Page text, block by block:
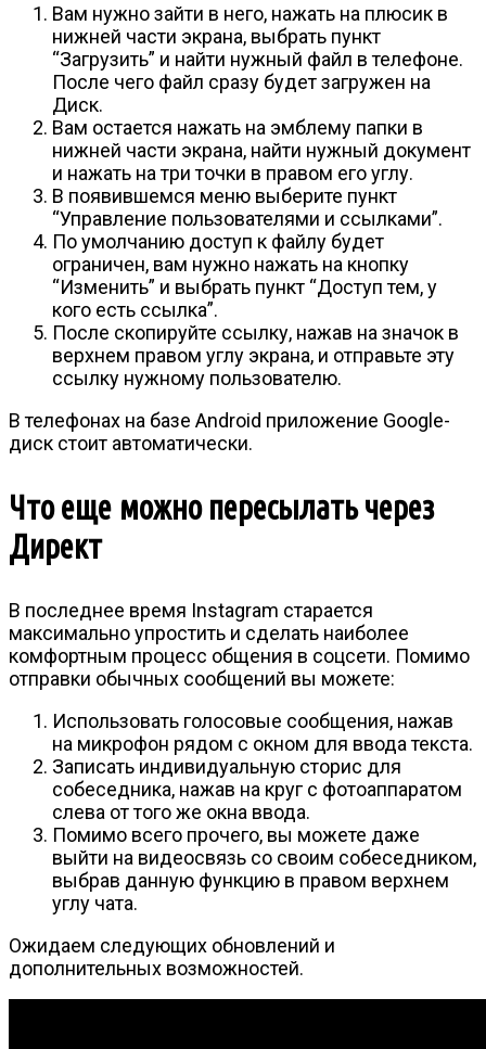
Вам нужно зайти в него, нажать на плюсик в
нижней части экрана, выбрать пункт
“Загрузить” и найти нужный файл в телефоне.
После чего файл сразу будет загружен на
Диск.
Вам остается нажать на эмблему папки в
нижней части экрана, найти нужный документ
и нажать на три точки в правом его углу.
В появившемся меню выберите пункт
“Управление пользователями и ссылками”.
По умолчанию доступ к файлу будет
ограничен, вам нужно нажать на кнопку
“Изменить” и выбрать пункт “Доступ тем, у
кого есть ссылка”.
После скопируйте ссылку, нажав на значок в
верхнем правом углу экрана, и отправьте эту
ссылку нужному пользователю.
В телефонах на базе Android приложение Google-
диск стоит автоматически.
Что еще можно пересылать через
Директ
В последнее время Instagram старается
максимально упростить и сделать наиболее
комфортным процесс общения в соцсети. Помимо
отправки обычных сообщений вы можете:
Использовать голосовые сообщения, нажав
на микрофон рядом с окном для ввода текста.
Записать индивидуальную сторис для
собеседника, нажав на круг с фотоаппаратом
слева от того же окна ввода.
Помимо всего прочего, вы можете даже
выйти на видеосвязь со своим собеседником,
выбрав данную функцию в правом верхнем
углу чата.
Ожидаем следующих обновлений и
дополнительных возможностей.